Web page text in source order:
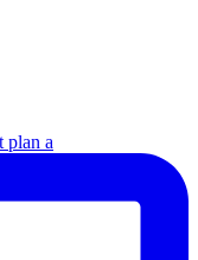
plan a